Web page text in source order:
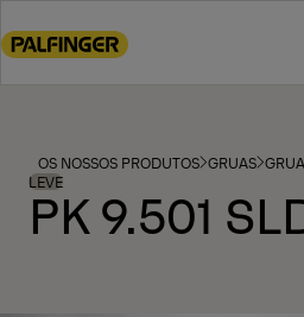
to
footer
content
OS NOSSOS PRODUTOS GRUAS
LEVE
PK 9.501